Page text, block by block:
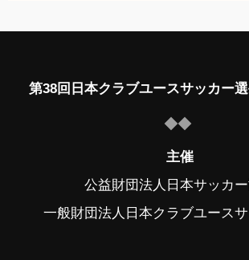
第38回日本クラブユースサッカー
主催
公益財団法人日本サッカ
一般財団法人日本クラブユース